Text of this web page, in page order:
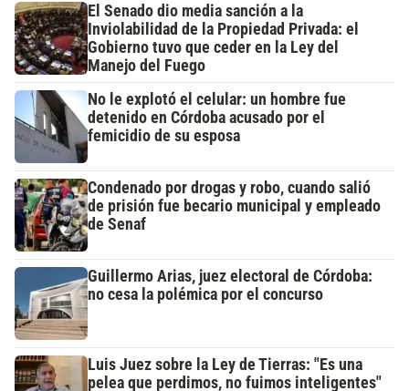
El Senado dio media sanción a la
Inviolabilidad de la Propiedad Privada: el
Gobierno tuvo que ceder en la Ley del
Manejo del Fuego
No le explotó el celular: un hombre fue
detenido en Córdoba acusado por el
femicidio de su esposa
Condenado por drogas y robo, cuando salió
de prisión fue becario municipal y empleado
de Senaf
Guillermo Arias, juez electoral de Córdoba:
no cesa la polémica por el concurso
Luis Juez sobre la Ley de Tierras: "Es una
pelea que perdimos, no fuimos inteligentes"